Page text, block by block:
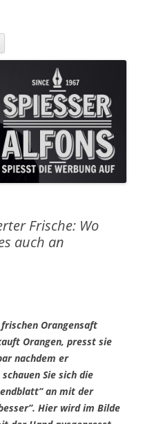
springen
Frische: Wo
auch an
Orangensaft
Orangen, presst sie
nachdem er
Sie sich die
an mit der
Hier wird im Bilde